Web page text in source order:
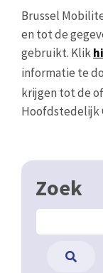
Brussel
en tot de
gebruikt. Klik
informatie te
krijgen tot de
Hoofdstedelijk
Zoek